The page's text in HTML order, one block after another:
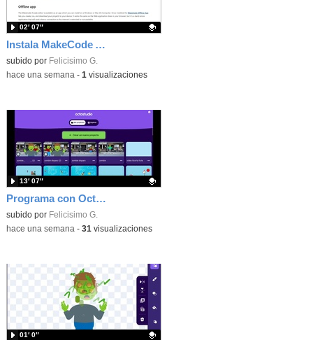
Instala MakeCode Arcade offline para programar grandes juegos sin necesidad de Internet
Contenido educativo.
subido por Felicisimo G.
02′ 07″
-hace una semana - 1 visualizaciones
Programa con OctoStudio, un juego de disparos contra Zombies con un cargador basado en el House of the dead
Contenido educativo.
subido por Felicisimo G.
13′ 07″
-hace una semana - 31 visualizaciones
01′ 0″